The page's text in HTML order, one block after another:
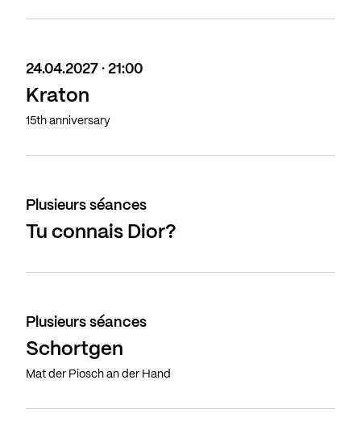
24.04.2027 · 21:00
Kraton
15th anniversary
Plusieurs séances
Tu connais Dior?
Plusieurs séances
Schortgen
Mat der Piosch an der Hand